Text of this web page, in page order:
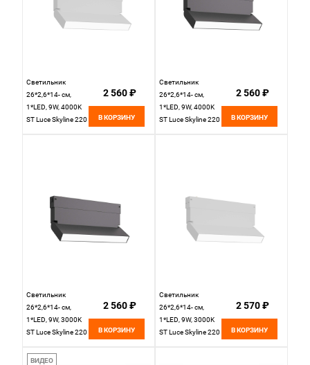
Светильник
26*2,6*14- см,
1*LED, 9W, 4000K
ST Luce Skyline 220
2 560 ₽
В КОРЗИНУ
Светильник
26*2,6*14- см,
1*LED, 9W, 4000K
ST Luce Skyline 220
2 560 ₽
В КОРЗИНУ
Светильник
26*2,6*14- см,
1*LED, 9W, 3000K
ST Luce Skyline 220
черный
2 560 ₽
В КОРЗИНУ
Светильник
26*2,6*14- см,
1*LED, 9W, 3000K
ST Luce Skyline 220
2 570 ₽
В КОРЗИНУ
ВИДЕО